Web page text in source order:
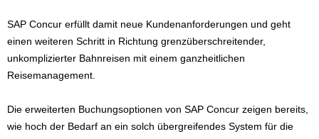
SAP Concur erfüllt damit neue Kundenanforderungen und geht
einen weiteren Schritt in Richtung grenzüberschreitender,
unkomplizierter Bahnreisen mit einem ganzheitlichen
Reisemanagement.
Die erweiterten Buchungsoptionen von SAP Concur zeigen bereits,
wie hoch der Bedarf an ein solch übergreifendes System für die